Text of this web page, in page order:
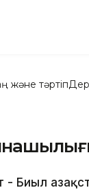
және тәртіп
- Биыл